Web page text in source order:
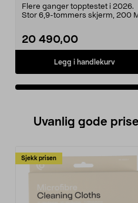
Flere ganger topptestet i 2026.
Stor 6,9-tommers skjerm, 200
20 490,00
Legg i handlekurv
Uvanlig gode
Sjekk prisen